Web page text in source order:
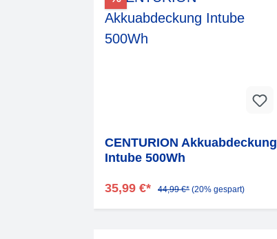
CENTURION Akkuabdeckung
Intube 500Wh
35,99 €* 44,99 €* (20% gespart)